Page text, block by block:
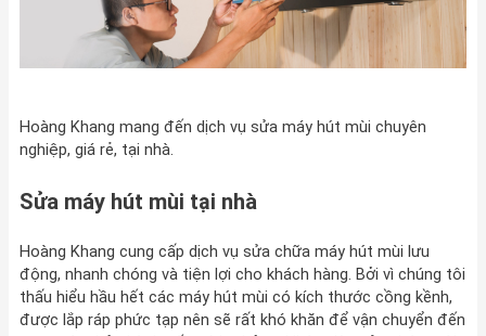
Hoàng Khang mang đến dịch vụ sửa máy hút mùi chuyên
nghiệp, giá rẻ, tại nhà.
Sửa máy hút mùi tại nhà
Hoàng Khang cung cấp dịch vụ sửa chữa máy hút mùi lưu
động, nhanh chóng và tiện lợi cho khách hàng. Bởi vì chúng tôi
thấu hiểu hầu hết các máy hút mùi có kích thước cồng kềnh,
được lắp ráp phức tạp nên sẽ rất khó khăn để vận chuyển đến